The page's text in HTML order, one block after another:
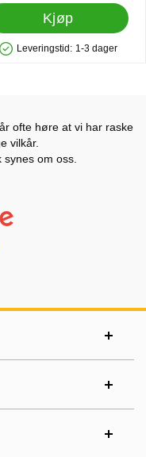
Kjøp
Produkttilgjengelighet: På lager
Leveringstid: 1-3 dager
ofte høre at vi har raske
vilkår.
synes om oss.
4.6 Stjerne